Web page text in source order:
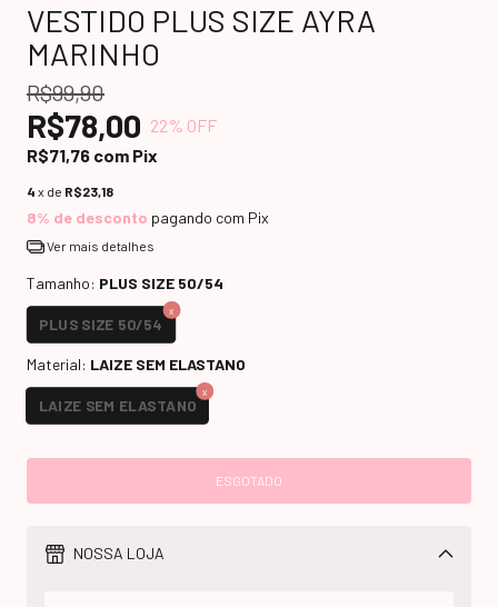
VESTIDO PLUS SIZE AYRA
MARINHO
R$99,90
R$78,00 22% OFF
R$71,76 com Pix
4 x de R$23,18
8% de desconto pagando com Pix
Ver mais detalhes
Tamanho: PLUS SIZE 50/54
PLUS SIZE 50/54
Material: LAIZE SEM ELASTANO
LAIZE SEM ELASTANO
NOSSA LOJA